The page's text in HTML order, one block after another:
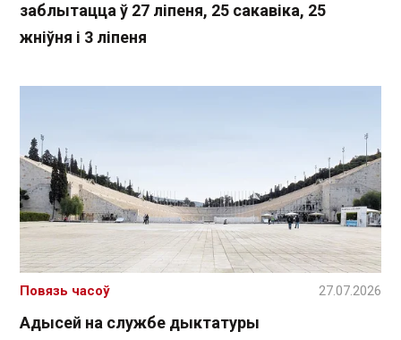
заблытацца ў 27 ліпеня, 25 сакавіка, 25
жніўня і 3 ліпеня
Адысей на службе дыктатуры
Повязь часоў 27.07.2026